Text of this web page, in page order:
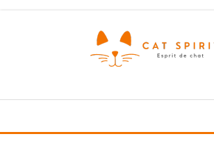
chat